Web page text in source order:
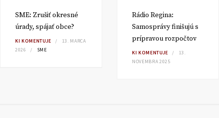
SME: Zrušiť okresné
úrady, spájať obce?
KI KOMENTUJE
13. MARCA
2026
SME
Rádio Regina:
Samosprávy finišujú s
prípravou rozpočtov
KI KOMENTUJE
13.
NOVEMBRA 2025